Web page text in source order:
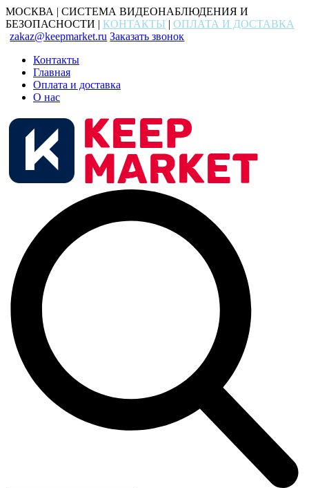
МОСКВА | СИСТЕМА ВИДЕОНАБЛЮДЕНИЯ И
БЕЗОПАСНОСТИ | КОНТАКТЫ | ОПЛАТА И ДОСТАВКА
zakaz@keepmarket.ru Заказать звонок
Контакты
Главная
Оплата и доставка
О нас